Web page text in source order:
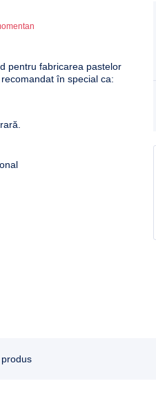
pentru fabricarea pastelor
în special ca: